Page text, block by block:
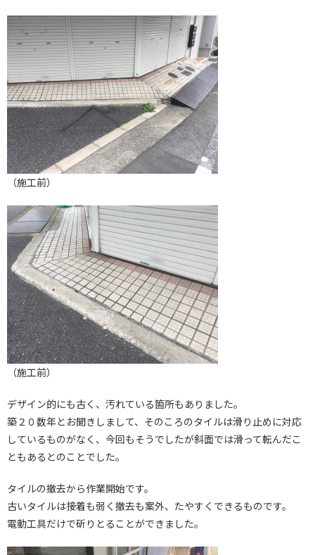
（施工前）
（施工前）
デザイン的にも古く、汚れている箇所もありました。
築２０数年とお聞きしまして、そのころのタイルは滑り止めに対応
しているものがなく、今回もそうでしたが斜面では滑って転んだこ
ともあるとのことでした。
タイルの撤去から作業開始です。
古いタイルは接着も弱く撤去も案外、たやすくできるものです。
電動工具だけで斫りとることができました。